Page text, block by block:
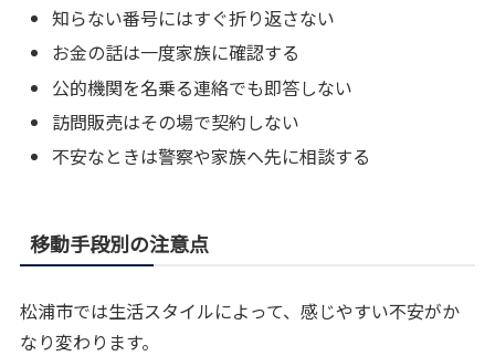
知らない番号にはすぐ折り返さない
お金の話は一度家族に確認する
公的機関を名乗る連絡でも即答しない
訪問販売はその場で契約しない
不安なときは警察や家族へ先に相談する
移動手段別の注意点
松浦市では生活スタイルによって、感じやすい不安がか
なり変わります。